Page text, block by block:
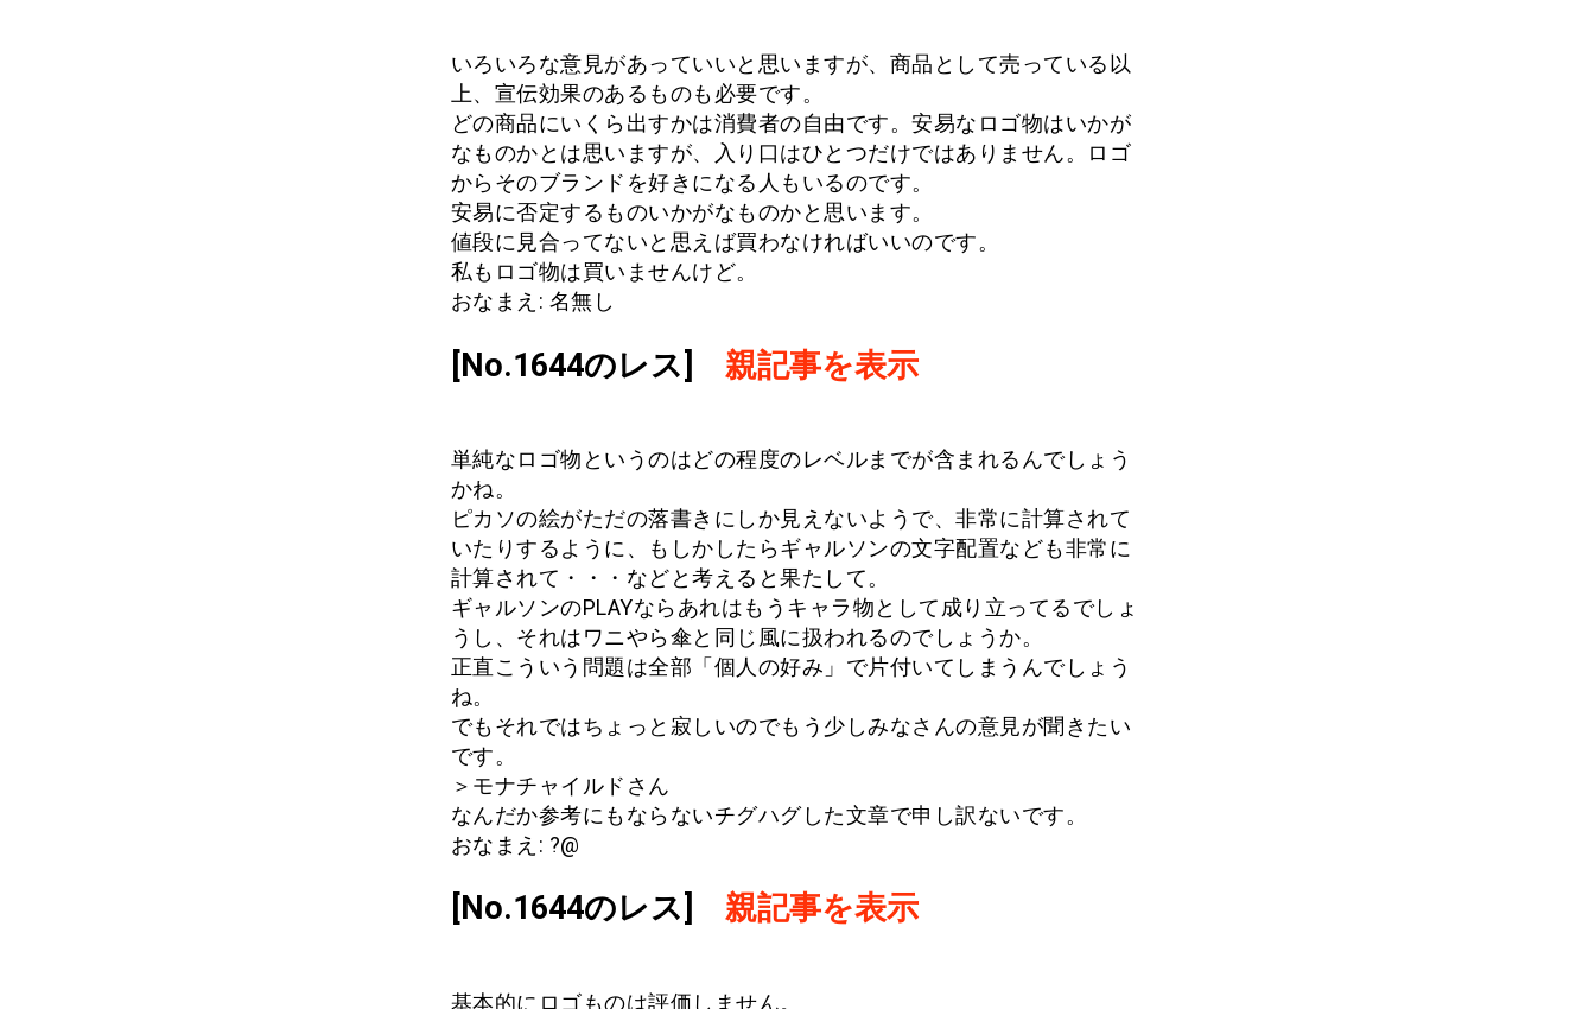
いろいろな意見があっていいと思いますが、商品として売っている以
上、宣伝効果のあるものも必要です。
どの商品にいくら出すかは消費者の自由です。安易なロゴ物はいかが
なものかとは思いますが、入り口はひとつだけではありません。ロゴ
からそのブランドを好きになる人もいるのです。
安易に否定するものいかがなものかと思います。
値段に見合ってないと思えば買わなければいいのです。
私もロゴ物は買いませんけど。
おなまえ: 名無し
[No.1644のレス] 親記事を表示
単純なロゴ物というのはどの程度のレベルまでが含まれるんでしょう
かね。
ピカソの絵がただの落書きにしか見えないようで、非常に計算されて
いたりするように、もしかしたらギャルソンの文字配置なども非常に
計算されて・・・などと考えると果たして。
ギャルソンのPLAYならあれはもうキャラ物として成り立ってるでしょ
うし、それはワニやら傘と同じ風に扱われるのでしょうか。
正直こういう問題は全部「個人の好み」で片付いてしまうんでしょう
ね。
でもそれではちょっと寂しいのでもう少しみなさんの意見が聞きたい
です。
＞モナチャイルドさん
なんだか参考にもならないチグハグした文章で申し訳ないです。
おなまえ: ?@
[No.1644のレス] 親記事を表示
基本的にロゴものは評価しません。